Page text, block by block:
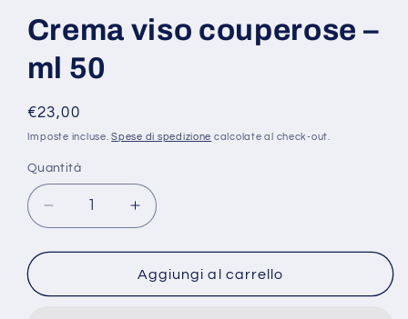
modale
Crema viso couperose –
ml 50
Prezzo
di
€23,00
Imposte incluse.Spese di spedizione calcolate al check-out.
Quantità
Diminuisci
quantità
per
viso
Aumenta
quantità
per
Crema
viso
Aggiungi al carrello